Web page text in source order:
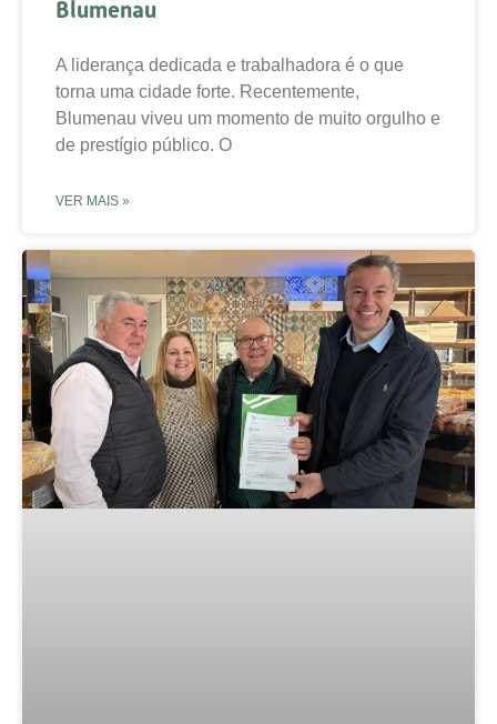
Blumenau
A liderança dedicada e trabalhadora é o que
torna uma cidade forte. Recentemente,
Blumenau viveu um momento de muito orgulho e
de prestígio público. O
VER MAIS »